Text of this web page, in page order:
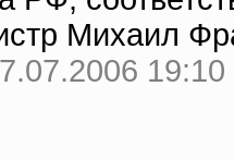
Михаил
19:10